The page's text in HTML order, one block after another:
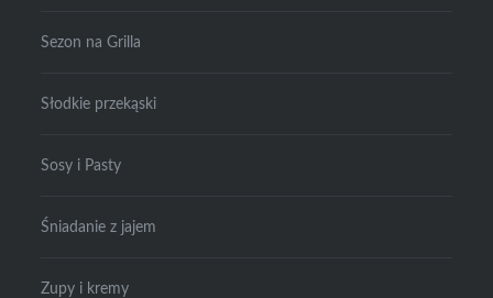
Sezon na Grilla
Słodkie przekąski
Sosy i Pasty
Śniadanie z jajem
Zupy i kremy